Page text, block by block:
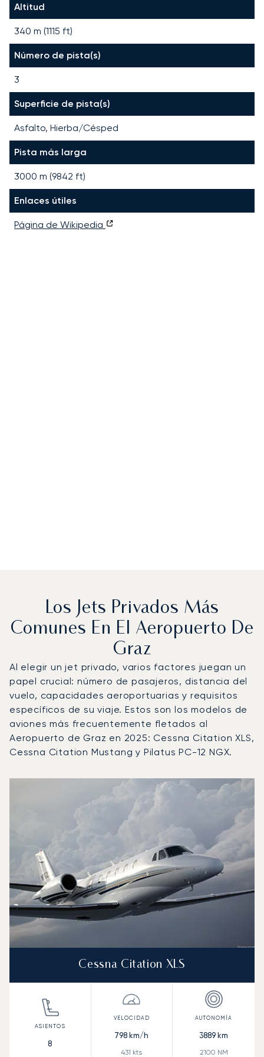
Altitud
340 m (1115 ft)
Número de pista(s)
3
Superficie de pista(s)
Asfalto, Hierba/Césped
Pista más larga
3000 m (9842 ft)
Enlaces útiles
Página de Wikipedia
Los Jets Privados Más
Comunes En El Aeropuerto De
Graz
Al elegir un jet privado, varios factores juegan un
papel crucial: número de pasajeros, distancia del
vuelo, capacidades aeroportuarias y requisitos
específicos de su viaje. Estos son los modelos de
aviones más frecuentemente fletados al
Aeropuerto de Graz en 2025: Cessna Citation XLS,
Cessna Citation Mustang y Pilatus PC-12 NGX.
Modelo de aeronave
Asientos
Velocidad (km/h)
Velocidad (nudos)
Autonomía
Cessna Citation XLS
8
798 km/h
431 kts
3889 km
2100 NM